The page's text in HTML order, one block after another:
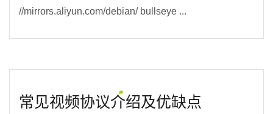
//mirrors.aliyun.com/debian/ bullseye ...
常见视频协议介绍及优缺点